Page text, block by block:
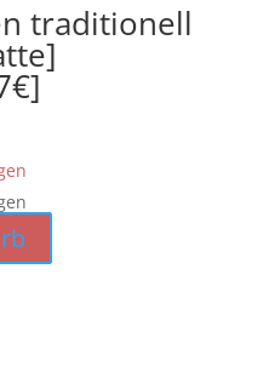
traditionell